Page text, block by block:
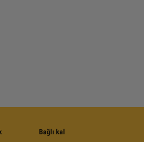
Bağlı kal